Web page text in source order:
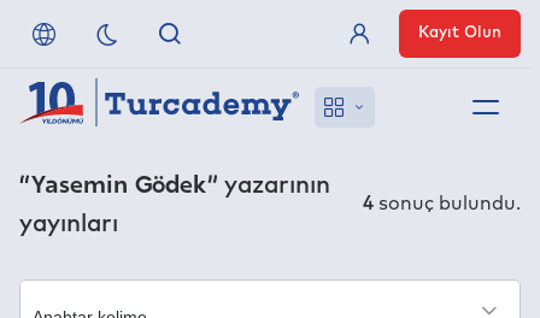
Referanslarımız
Uzaktan Erişim
Üye Girişi
Kayıt Olun
“Yasemin Gödek” yazarının
yayınları
4 sonuç bulundu.